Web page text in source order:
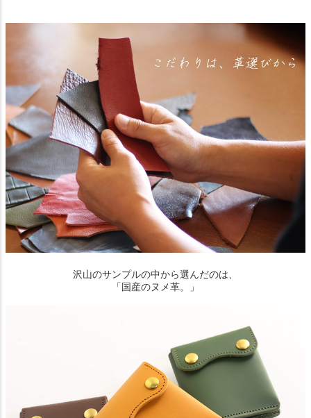
沢山のサンプルの中から選んだのは、
「国産のヌメ革。」